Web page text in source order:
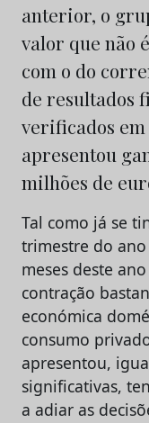
anterior, o
valor que não
com o do
de resultados
verificados em
apresentou
milhões de
Tal como já se
trimestre do
meses deste
contração
económica
consumo
apresentou,
significativas,
a adiar as